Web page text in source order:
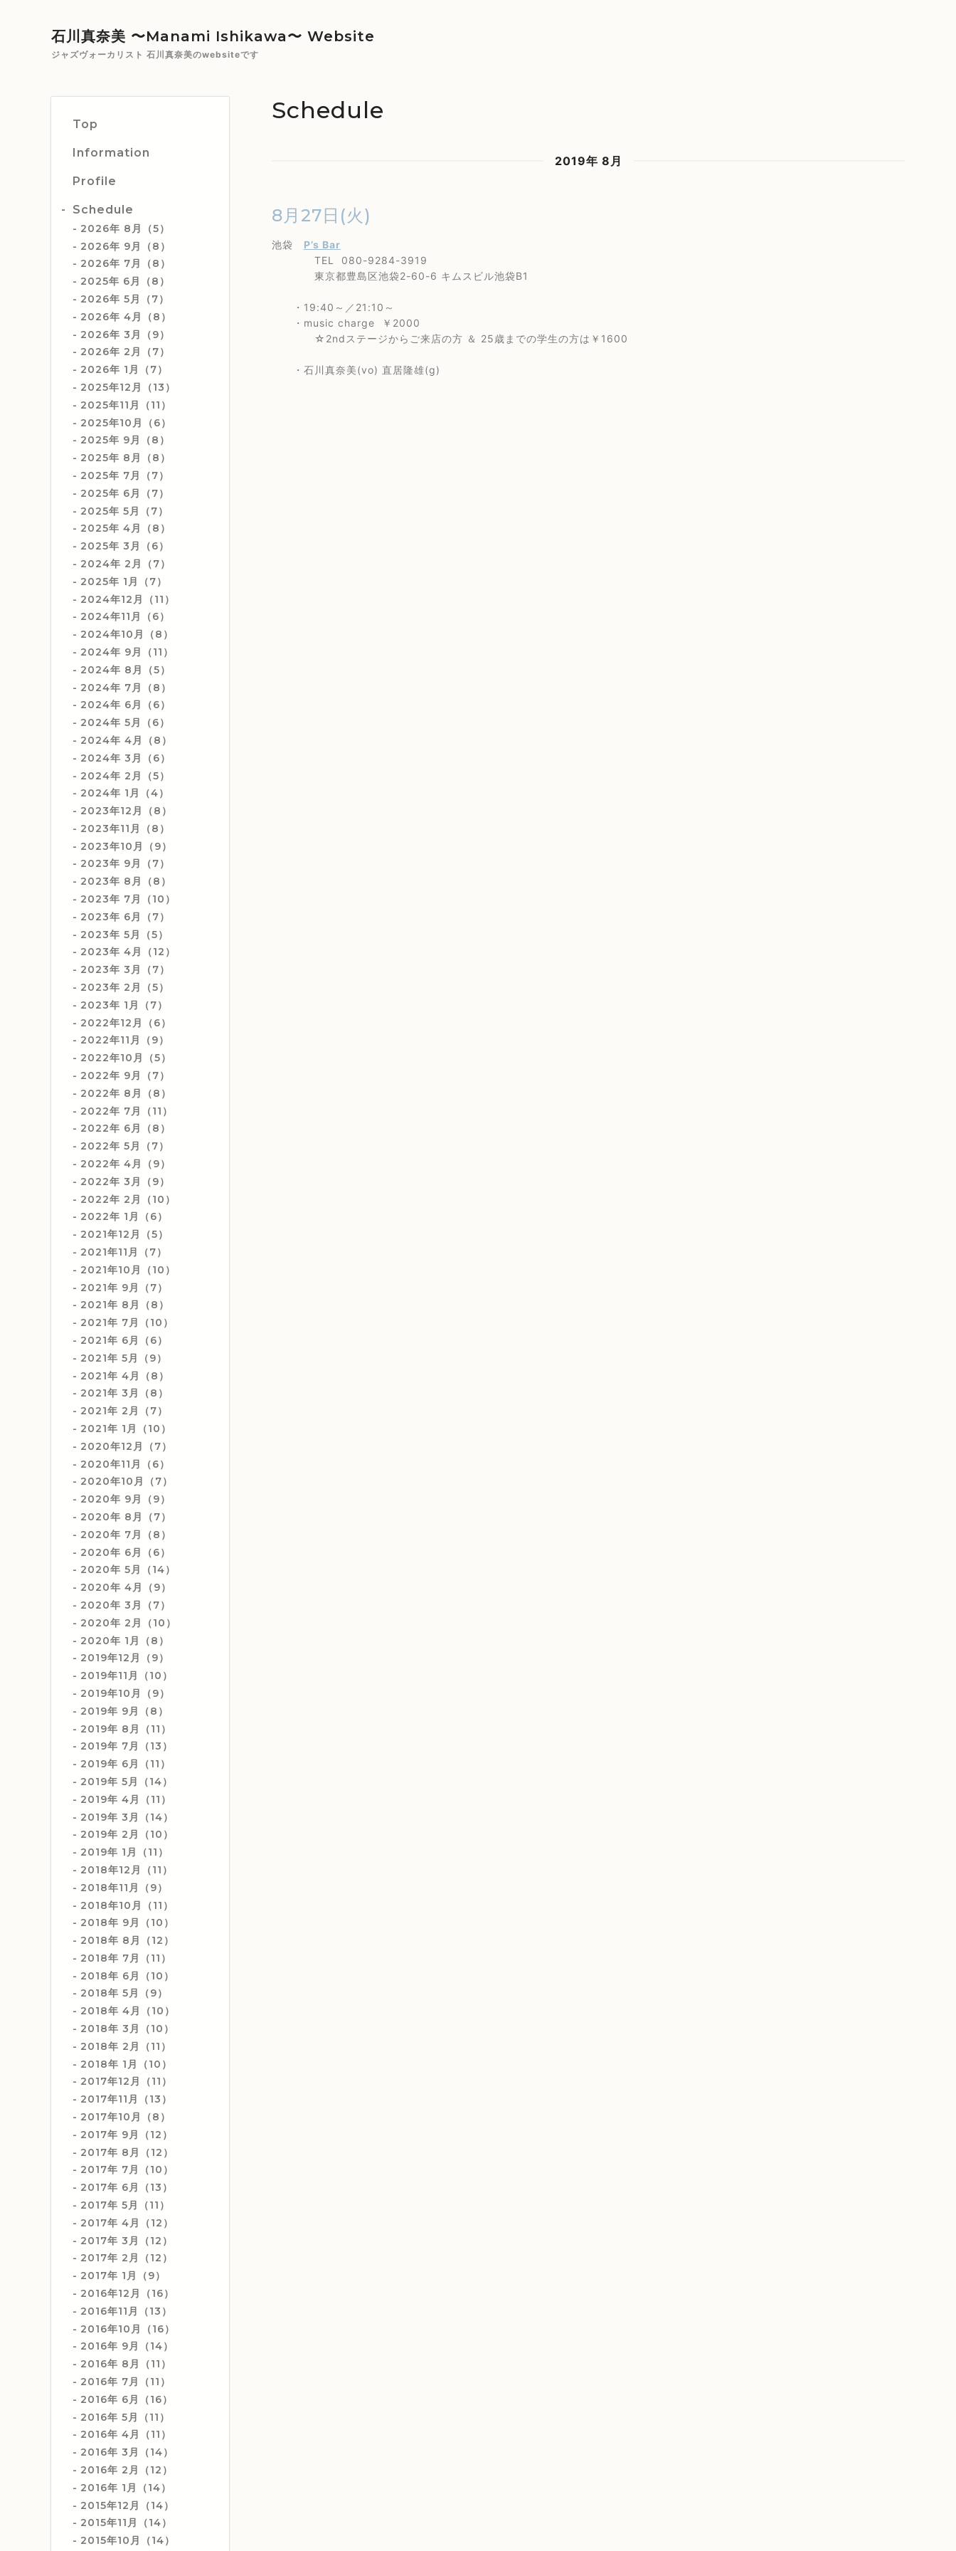
石川真奈美 〜Manami Ishikawa〜 Website
ジャズヴォーカリスト 石川真奈美のwebsiteです
Top
Information
Profile
Schedule
2026年 8月（5）
2026年 9月（8）
2026年 7月（8）
2025年 6月（8）
2026年 5月（7）
2026年 4月（8）
2026年 3月（9）
2026年 2月（7）
2026年 1月（7）
2025年12月（13）
2025年11月（11）
2025年10月（6）
2025年 9月（8）
2025年 8月（8）
2025年 7月（7）
2025年 6月（7）
2025年 5月（7）
2025年 4月（8）
2025年 3月（6）
2024年 2月（7）
2025年 1月（7）
2024年12月（11）
2024年11月（6）
2024年10月（8）
2024年 9月（11）
2024年 8月（5）
2024年 7月（8）
2024年 6月（6）
2024年 5月（6）
2024年 4月（8）
2024年 3月（6）
2024年 2月（5）
2024年 1月（4）
2023年12月（8）
2023年11月（8）
2023年10月（9）
2023年 9月（7）
2023年 8月（8）
2023年 7月（10）
2023年 6月（7）
2023年 5月（5）
2023年 4月（12）
2023年 3月（7）
2023年 2月（5）
2023年 1月（7）
2022年12月（6）
2022年11月（9）
2022年10月（5）
2022年 9月（7）
2022年 8月（8）
2022年 7月（11）
2022年 6月（8）
2022年 5月（7）
2022年 4月（9）
2022年 3月（9）
2022年 2月（10）
2022年 1月（6）
2021年12月（5）
2021年11月（7）
2021年10月（10）
2021年 9月（7）
2021年 8月（8）
2021年 7月（10）
2021年 6月（6）
2021年 5月（9）
2021年 4月（8）
2021年 3月（8）
2021年 2月（7）
2021年 1月（10）
2020年12月（7）
2020年11月（6）
2020年10月（7）
2020年 9月（9）
2020年 8月（7）
2020年 7月（8）
2020年 6月（6）
2020年 5月（14）
2020年 4月（9）
2020年 3月（7）
2020年 2月（10）
2020年 1月（8）
2019年12月（9）
2019年11月（10）
2019年10月（9）
2019年 9月（8）
2019年 8月（11）
2019年 7月（13）
2019年 6月（11）
2019年 5月（14）
2019年 4月（11）
2019年 3月（14）
2019年 2月（10）
2019年 1月（11）
2018年12月（11）
2018年11月（9）
2018年10月（11）
2018年 9月（10）
2018年 8月（12）
2018年 7月（11）
2018年 6月（10）
2018年 5月（9）
2018年 4月（10）
2018年 3月（10）
2018年 2月（11）
2018年 1月（10）
2017年12月（11）
2017年11月（13）
2017年10月（8）
2017年 9月（12）
2017年 8月（12）
2017年 7月（10）
2017年 6月（13）
2017年 5月（11）
2017年 4月（12）
2017年 3月（12）
2017年 2月（12）
2017年 1月（9）
2016年12月（16）
2016年11月（13）
2016年10月（16）
2016年 9月（14）
2016年 8月（11）
2016年 7月（11）
2016年 6月（16）
2016年 5月（11）
2016年 4月（11）
2016年 3月（14）
2016年 2月（12）
2016年 1月（14）
2015年12月（14）
2015年11月（14）
2015年10月（14）
Schedule
2019年 8月
8月27日(火)
池袋 P’s Bar
TEL 080-9284-3919
東京都豊島区池袋2-60-6 キムスビル池袋B1
・19:40～／21:10～
・music charge ￥2000
☆2ndステージからご来店の方 ＆ 25歳までの学生の方は￥1600
・石川真奈美(vo) 直居隆雄(g)